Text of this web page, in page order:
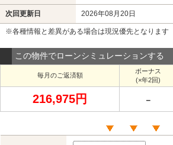
次回更新日 2026年08月20日
※各種情報と差異がある場合は現況優先となります
この物件でローンシミュレーションする
毎月のご返済額
ボーナス
(×年2回)
216,975円 －